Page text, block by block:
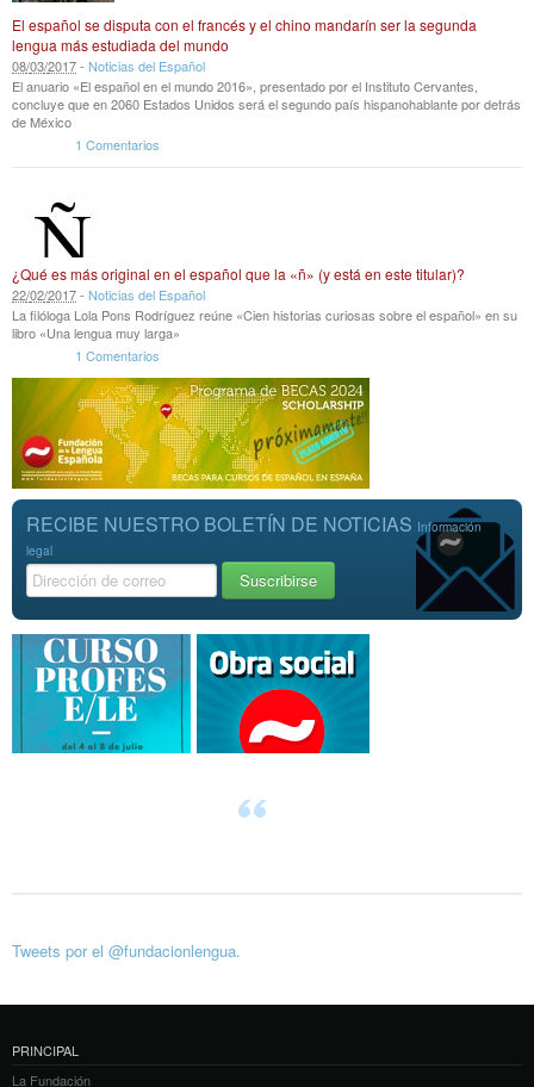
El español se disputa con el francés y el chino mandarín ser la segunda
lengua más estudiada del mundo
08/03/2017- Noticias del Español
El anuario «El español en el mundo 2016», presentado por el Instituto Cervantes,
concluye que en 2060 Estados Unidos será el segundo país hispanohablante por detrás
de México
1 Comentarios
¿Qué es más original en el español que la «ñ» (y está en este titular)?
22/02/2017- Noticias del Español
La filóloga Lola Pons Rodríguez reúne «Cien historias curiosas sobre el español» en su
libro «Una lengua muy larga»
1 Comentarios
RECIBE NUESTRO BOLETÍN DE NOTICIAS Información
legal
Tweets por el @fundacionlengua.
PRINCIPAL
La Fundación